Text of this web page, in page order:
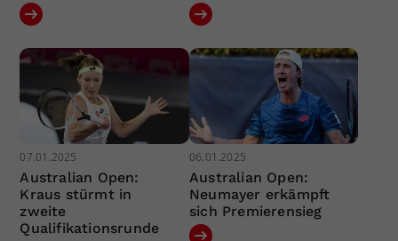
07.01.2025
Australian Open:
Kraus stürmt in
zweite
Qualifikationsrunde
06.01.2025
Australian Open:
Neumayer erkämpft
sich Premierensieg